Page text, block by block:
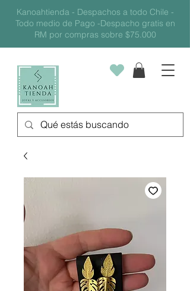
Kanoahtienda - Despachos a todo Chile -
Todo medio de Pago -Despacho gratis en
RM por compras sobre $75.000